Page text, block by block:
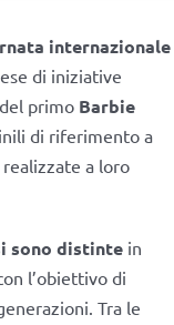
internazionale
di iniziative
primo Barbie
di riferimento a
a loro
sono distinte in
l’obiettivo di
Tra le